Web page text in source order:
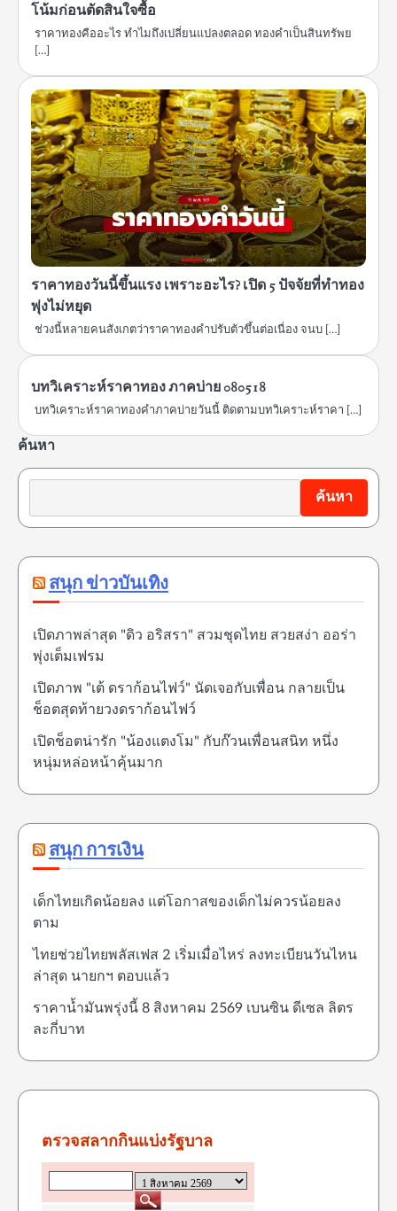
โน้มก่อนตัดสินใจซื้อ
ราคาทองคืออะไร ทำไมถึงเปลี่ยนแปลงตลอด ทองคำเป็นสินทรัพย
[…]
ราคาทองวันนี้ขึ้นแรง เพราะอะไร? เปิด 5 ปัจจัยที่ทำทอง
พุ่งไม่หยุด
ช่วงนี้หลายคนสังเกตว่าราคาทองคำปรับตัวขึ้นต่อเนื่อง จนบ […]
บทวิเคราะห์ราคาทอง ภาคบ่าย 080518
บทวิเคราะห์ราคาทองคำภาคบ่ายวันนี้ ติดตามบทวิเคราะห์ราคา […]
ค้นหา
ค้นหา
สนุก ข่าวบันเทิง
เปิดภาพล่าสุด "ดิว อริสรา" สวมชุดไทย สวยสง่า ออร่า
พุ่งเต็มเฟรม
เปิดภาพ "เต้ ดราก้อนไฟว์" นัดเจอกับเพื่อน กลายเป็น
ช็อตสุดท้ายวงดราก้อนไฟว์
เปิดช็อตน่ารัก "น้องแตงโม" กับก๊วนเพื่อนสนิท หนึ่ง
หนุ่มหล่อหน้าคุ้นมาก
สนุก การเงิน
เด็กไทยเกิดน้อยลง แต่โอกาสของเด็กไม่ควรน้อยลง
ตาม
ไทยช่วยไทยพลัสเฟส 2 เริ่มเมื่อไหร่ ลงทะเบียนวันไหน
ล่าสุด นายกฯ ตอบแล้ว
ราคาน้ำมันพรุ่งนี้ 8 สิงหาคม 2569 เบนซิน ดีเซล ลิตร
ละกี่บาท